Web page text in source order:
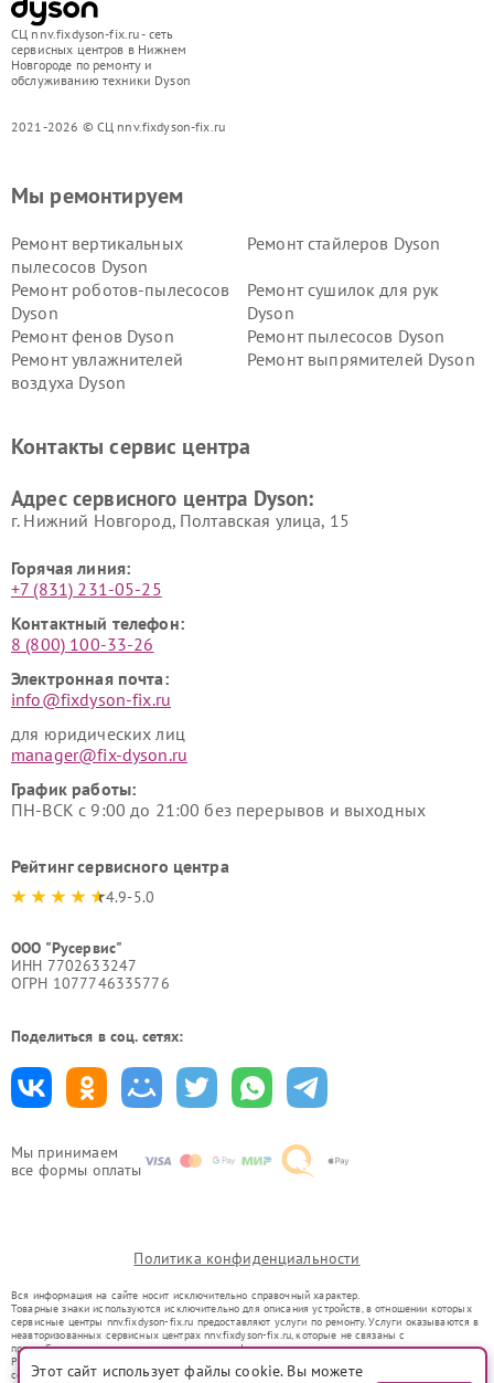
СЦ nnv.fixdyson-fix.ru - сеть
сервисных центров в Нижнем
Новгороде по ремонту и
обслуживанию техники Dyson
2021-2026 © СЦ nnv.fixdyson-fix.ru
Мы принимаем
все формы оплаты
Мы ремонтируем
Ремонт вертикальных
пылесосов Dyson
Ремонт стайлеров Dyson
Ремонт роботов-пылесосов
Dyson
Ремонт сушилок для рук
Dyson
Ремонт фенов Dyson
Ремонт пылесосов Dyson
Ремонт увлажнителей
воздуха Dyson
Ремонт выпрямителей Dyson
Контакты сервис центра
Адрес сервисного центра Dyson:
г. Нижний Новгород, Полтавская улица, 15
Горячая линия:
+7 (831) 231-05-25
Контактный телефон:
8 (800) 100-33-26
Электронная почта:
info@fixdyson-fix.ru
для юридических лиц
manager@fix-dyson.ru
График работы:
ПН-ВСК с 9:00 до 21:00 без перерывов и выходных
Рейтинг сервисного центра
4.9-5.0
ООО "Русервис"
ИНН 7702633247
ОГРН 1077746335776
Поделиться в соц. сетях:
Политика конфиденциальности
Вся информация на сайте носит исключительно справочный характер.
Товарные знаки используются исключительно для описания устройств, в отношении которых
сервисные центры nnv.fixdyson-fix.ru предоставляют услуги по ремонту. Услуги оказываются в
неавторизованных сервисных центрах nnv.fixdyson-fix.ru, которые не связаны с
правообладателями товарных знаков или их официальными представителями.
Ремонт осуществляется для устройств, уже введенных в гражданский оборот в соответствии
со статьей 1487 ГК РФ.
Этот сайт использует файлы cookie. Вы можете